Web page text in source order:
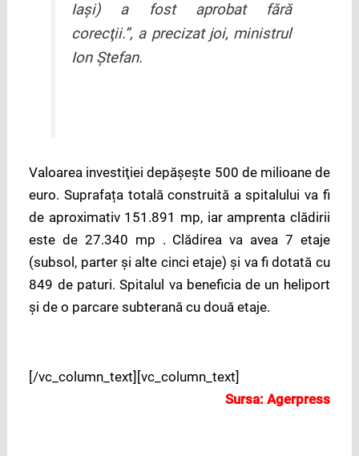
Iaşi) a fost aprobat fără
corecţii.”, a precizat joi, ministrul
Ion Ştefan.
Valoarea investiţiei depăşeşte 500 de milioane de
euro. Suprafața totală construită a spitalului va fi
de aproximativ 151.891 mp, iar amprenta clădirii
este de 27.340 mp . Clădirea va avea 7 etaje
(subsol, parter şi alte cinci etaje) şi va fi dotată cu
849 de paturi. Spitalul va beneficia de un heliport
şi de o parcare subterană cu două etaje.
[/vc_column_text][vc_column_text]
Sursa: Agerpress